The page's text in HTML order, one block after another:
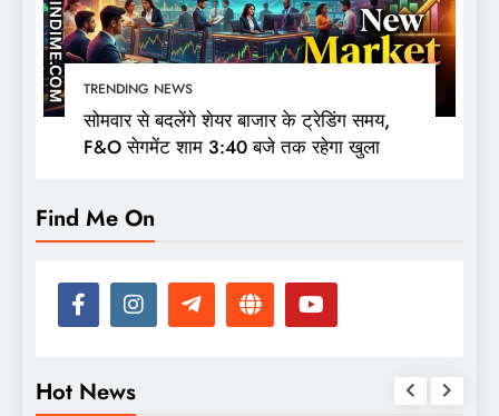
TRENDING NEWS
सोमवार से बदलेंगे शेयर बाजार के ट्रेडिंग समय,
F&O सेगमेंट शाम 3:40 बजे तक रहेगा खुला
Find Me On
Hot News